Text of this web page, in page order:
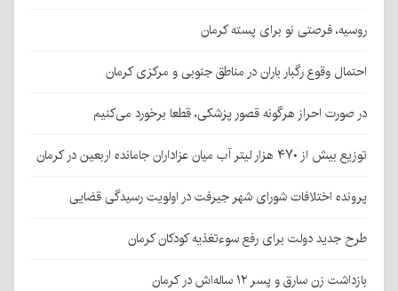
روسیه، فرصتی نو برای پسته کرمان
احتمال وقوع رگبار باران در مناطق جنوبی و مرکزی کرمان
در صورت احراز هرگونه قصور پزشکی، قطعا برخورد می‌کنیم
توزیع بیش از ۴۷۰ هزار لیتر آب میان عزاداران جامانده اربعین در کرمان
پرونده اختلافات شورای شهر جیرفت در اولویت رسیدگی قضایی
طرح جدید دولت برای رفع سوءتغذیه کودکان کرمان
بازداشت زن سارق و پسر ۱۲ ساله‌اش در کرمان